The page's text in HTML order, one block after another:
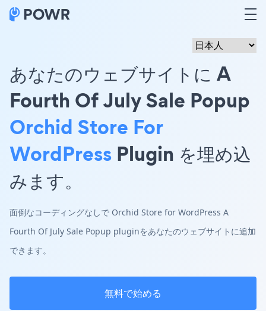
あなたのウェブサイトに A
Fourth Of July Sale Popup
Orchid Store For
WordPress Plugin を埋め込
みます。
面倒なコーディングなしで Orchid Store for WordPress A
Fourth Of July Sale Popup pluginをあなたのウェブサイトに追加
できます。
無料で始める